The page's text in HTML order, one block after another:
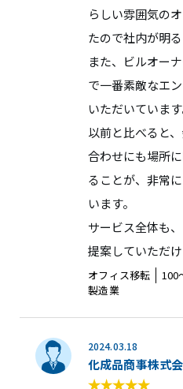
らしい雰囲気の
たので社内が明
また、ビルオー
で一番素敵なエ
いただいています
以前と比べると
合わせにも場所
ることが、非常
います。
サービス全体も
提案していただ
オフィス移転 100
製造業
2024.03.18
化成品商事株式